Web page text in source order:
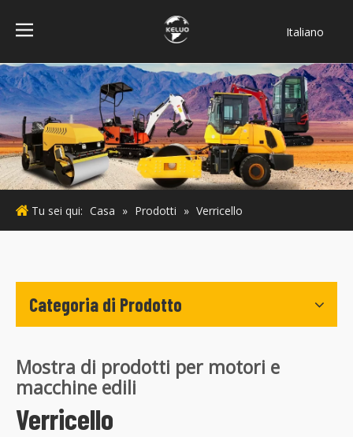
Italiano
Bahasa
indonesia
Türk dili
ไทย
Deutsch
Português
English
Tu sei qui: Casa » Prodotti » Verricello
Categoria di Prodotto
Mostra di prodotti per motori e
macchine edili
Verricello